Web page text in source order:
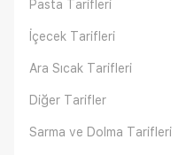
Pasta Tarifleri
İçecek Tarifleri
Ara Sıcak Tarifleri
Diğer Tarifler
Sarma ve Dolma Tarifleri